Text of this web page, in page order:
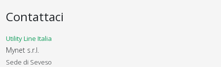
Contattaci
Utility Line Italia
Mynet s.r.l.
Sede di Seveso